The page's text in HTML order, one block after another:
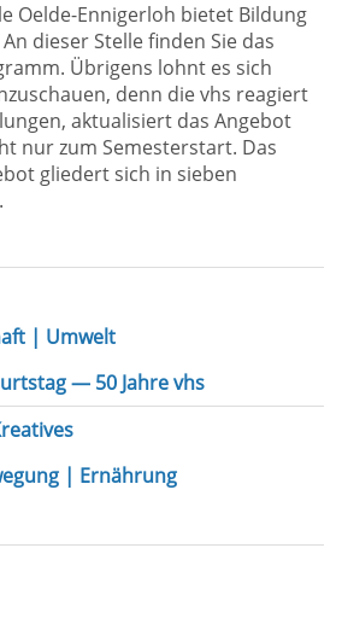
Oelde-Ennigerloh bietet Bildung
dieser Stelle finden Sie das
Übrigens lohnt es sich
denn die vhs reagiert
aktualisiert das Angebot
nur zum Semesterstart. Das
gliedert sich in sieben
| Umwelt
— 50 Jahre vhs
| Ernährung